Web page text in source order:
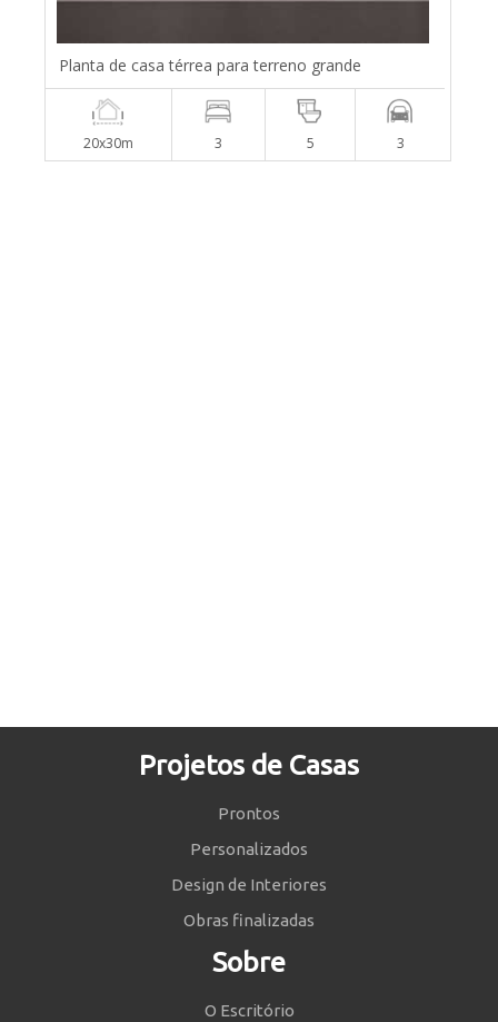
Planta de casa térrea para terreno grande
20x30m 3 5 3
Projetos de Casas
Prontos
Personalizados
Design de Interiores
Obras finalizadas
Sobre
O Escritório